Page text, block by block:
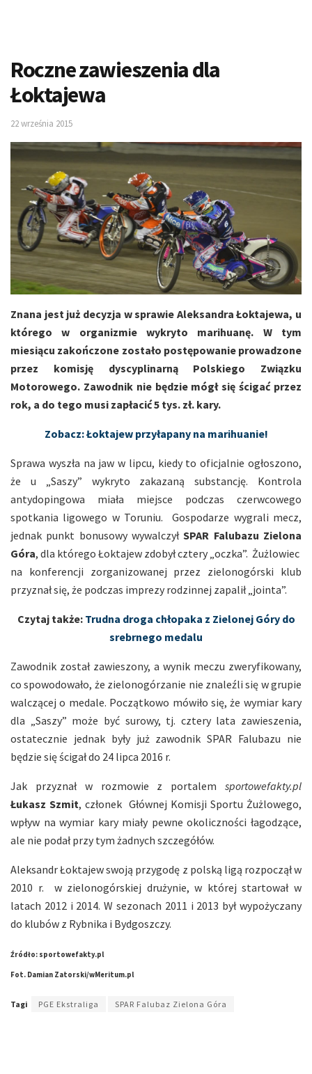
Roczne zawieszenia dla
Łoktajewa
22 września 2015
Znana jest już decyzja w sprawie Aleksandra Łoktajewa, u
którego w organizmie wykryto marihuanę. W tym
miesiącu zakończone zostało postępowanie prowadzone
przez komisję dyscyplinarną Polskiego Związku
Motorowego. Zawodnik nie będzie mógł się ścigać przez
rok, a do tego musi zapłacić 5 tys. zł. kary.
Zobacz: Łoktajew przyłapany na marihuanie!
Sprawa wyszła na jaw w lipcu, kiedy to oficjalnie ogłoszono,
że u „Saszy” wykryto zakazaną substancję. Kontrola
antydopingowa miała miejsce podczas czerwcowego
spotkania ligowego w Toruniu. Gospodarze wygrali mecz,
jednak punkt bonusowy wywalczyłSPAR Falubazu Zielona
Góra, dla którego Łoktajew zdobył cztery „oczka”. Żużlowiec
na konferencji zorganizowanej przez zielonogórski klub
przyznał się, że podczas imprezy rodzinnej zapalił „jointa”.
Czytaj także: Trudna droga chłopaka z Zielonej Góry do
srebrnego medalu
Zawodnik został zawieszony, a wynik meczu zweryfikowany,
co spowodowało, że zielonogórzanie nie znaleźli się w grupie
walczącej o medale. Początkowo mówiło się, że wymiar kary
dla „Saszy” może być surowy, tj. cztery lata zawieszenia,
ostatecznie jednak były już zawodnik SPAR Falubazu nie
będzie się ścigał do 24 lipca 2016 r.
Jak przyznał w rozmowie z portalem sportowefakty.pl
Łukasz Szmit, członek Głównej Komisji Sportu Żużlowego,
wpływ na wymiar kary miały pewne okoliczności łagodzące,
ale nie podał przy tym żadnych szczegółów.
Aleksandr Łoktajew swoją przygodę z polską ligą rozpoczął w
2010 r. w zielonogórskiej drużynie, w której startował w
latach 2012 i 2014. W sezonach 2011 i 2013 był wypożyczany
do klubów z Rybnika i Bydgoszczy.
Źródło: sportowefakty.pl
Fot. Damian Zatorski/wMeritum.pl
Tagi PGE Ekstraliga SPAR Falubaz Zielona Góra